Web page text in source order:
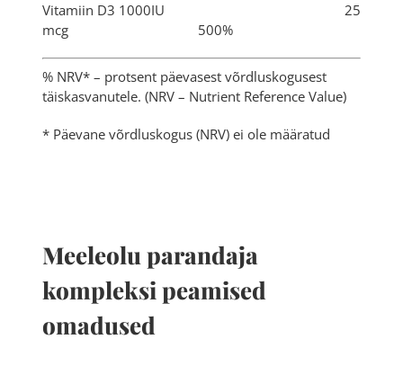
Vitamiin D3 1000IU 25
mcg 500%
% NRV* – protsent päevasest võrdluskogusest
täiskasvanutele. (NRV – Nutrient Reference Value)
* Päevane võrdluskogus (NRV) ei ole määratud
Meeleolu parandaja
kompleksi peamised
omadused